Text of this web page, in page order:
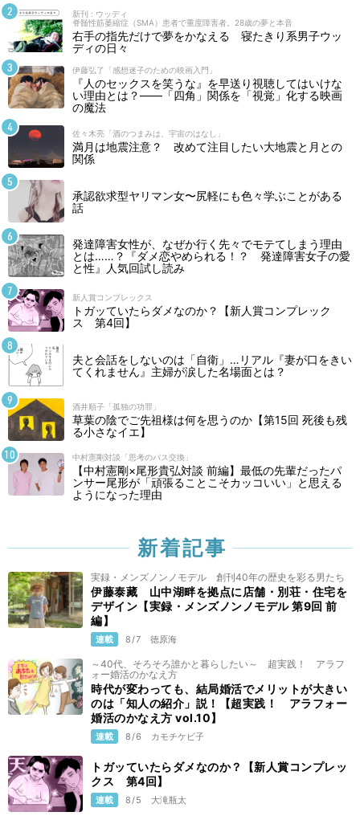
新刊 : ウッディ
脊髄性筋萎縮症（SMA）患者で重度障害者。28歳の夢と本音
右手の指先だけで夢をかなえる 寝たきり系男子ウッ
ディの日々
伊藤弘了「感想迷子のための映画入門」
『人のセックスを笑うな』を早送り視聴してはいけな
い理由とは？――「四角」関係を「視覚」化する映画
の魔法
佐々木亮「酒のつまみは、宇宙のはなし」
満月は地震注意？ 改めて注目したい大地震と月との
関係
承認欲求型ヤリマン女〜尻軽にも色々学ぶことがある
話
発達障害女性が、なぜか行く先々でモテてしまう理由
とは……？『ダメ恋やめられる！？ 発達障害女子の愛
と性』人気回試し読み
新人賞コンプレックス
トガッていたらダメなのか？【新人賞コンプレック
ス 第4回】
夫と会話をしないのは「自衛」…リアル『妻が口をきい
てくれません』主婦が涙した名場面とは？
酒井順子「孤独の功罪」
草葉の陰でご先祖様は何を思うのか【第15回 死後も残
る小さなイエ】
中村憲剛対談「思考のパス交換」
【中村憲剛×尾形貴弘対談 前編】最低の先輩だったパ
ンサー尾形が「頑張ることこそカッコいい」と思える
ようになった理由
新着記事
実録・メンズノンノモデル 創刊40年の歴史を彩る男たち
伊藤泰藏 山中湖畔を拠点に店舗・別荘・住宅を
デザイン【実録・メンズノンノモデル 第9回 前
編】
連載 8/7 徳原海
～40代、そろそろ誰かと暮らしたい～ 超実践！ アラフ
ォー婚活のかなえ方
時代が変わっても、結局婚活でメリットが大きい
のは「知人の紹介」説！【超実践！ アラフォー
婚活のかなえ方 vol.10】
連載 8/6 カモチケビ子
トガッていたらダメなのか？【新人賞コンプレッ
クス 第4回】
連載 8/5 大滝瓶太